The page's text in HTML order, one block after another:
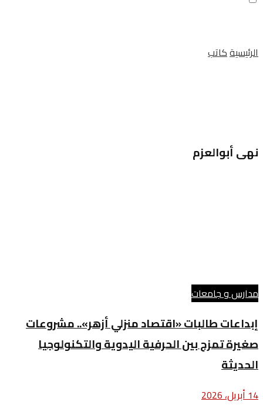
الرئيسيةكاتب
نهى أبوالعزم
مدارس و جامعات
إبداعات طالبات «اقتصاد منزلي أزهر».. مشروعات
صغيرة تمزج بين الحرفية اليدوية والتكنولوجيا
الحديثة
14 أبريل، 2026